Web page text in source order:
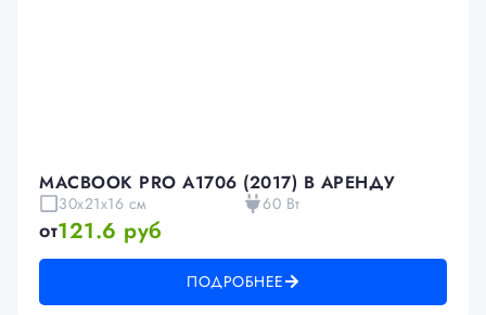
MACBOOK PRO A1706 (2017) В АРЕНДУ
30x21x16 см 60 Вт
от121.6 руб
ПОДРОБНЕЕ